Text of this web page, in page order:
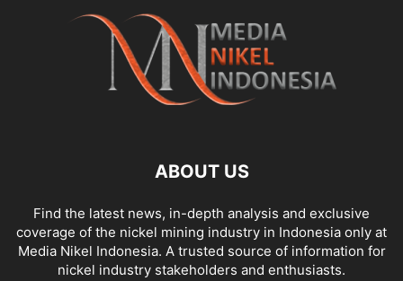
ABOUT US
Find the latest news, in-depth analysis and exclusive
coverage of the nickel mining industry in Indonesia only at
Media Nikel Indonesia. A trusted source of information for
nickel industry stakeholders and enthusiasts.